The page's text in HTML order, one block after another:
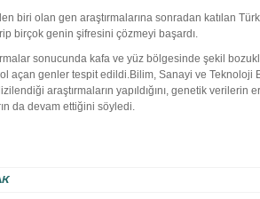
biri olan gen araştırmalarına sonradan katılan
birçok genin şifresini çözmeyi başardı.
sonucunda kafa ve yüz bölgesinde şekil
açan genler tespit edildi.Bilim, Sanayi ve Teknoloji
araştırmaların yapıldığını, genetik verilerin
da devam ettiğini söyledi.